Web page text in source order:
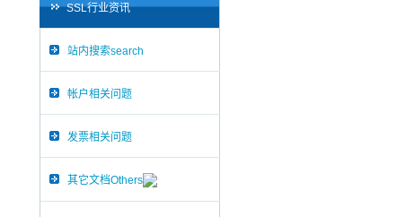
SSL行业资讯
站内搜索search
帐户相关问题
发票相关问题
其它文档Others